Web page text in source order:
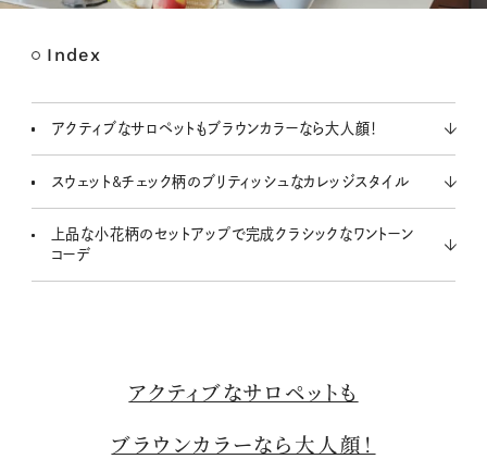
Index
アクティブなサロペットもブラウンカラーなら大人顔！
スウェット&チェック柄のブリティッシュなカレッジスタイル
上品な小花柄のセットアップで完成クラシックなワントーン
コーデ
アクティブなサロペットも
ブラウンカラーなら大人顔！